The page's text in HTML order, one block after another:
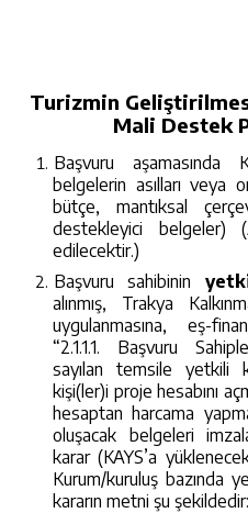
Turizmin
Mali Destek
Başvuru aşamasında
belgelerin asılları veya
bütçe, mantıksal
destekleyici belgeler)
edilecektir.)
Başvuru sahibinin
alınmış, Trakya
uygulanmasına, eş-
“2.1.1.1. Başvuru
sayılan temsile yetkili
kişi(ler)i proje hesabını
hesaptan harcama
oluşacak belgeleri
karar (KAYS’a
Kurum/kuruluş bazında
kararın metni şu şekildedir: